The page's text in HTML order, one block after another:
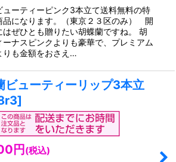
ューティーピンク3本立て送料無料の特
品になります。（東京２３区のみ） 開
はぜひとも贈りたい胡蝶蘭ですね。 胡
ーナスピンクよりも豪華で、プレミアム
りも金額をおさえ…
ビューティーリップ3本立
]
円 (税込)